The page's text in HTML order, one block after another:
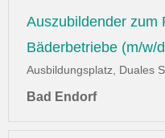
Auszubildender zum
Bäderbetriebe (m/w/
Ausbildungsplatz, Duales
Bad Endorf